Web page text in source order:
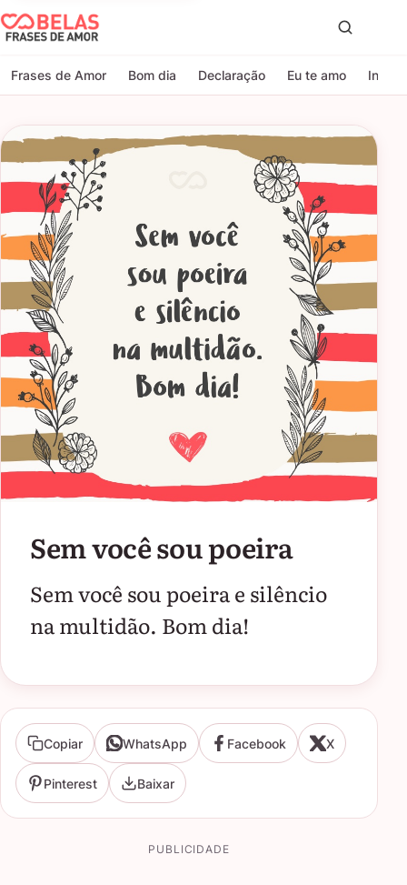
Belas Frases de Amor
Frases de Amor Bom dia Declaração Eu te amo
Sem você sou poeira
Sem você sou poeira e silêncio
na multidão. Bom dia!
Copiar WhatsApp Facebook X
Pinterest Baixar
PUBLICIDADE